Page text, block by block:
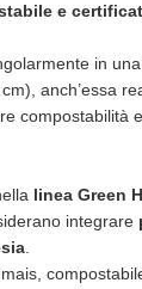
e
in
anch’essa
compostabilità
linea Green
integrare
.